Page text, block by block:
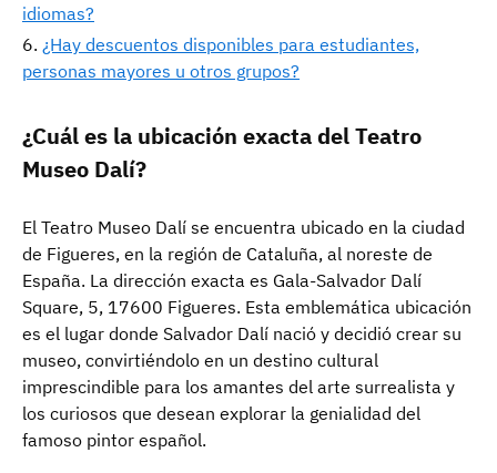
idiomas?
¿Hay descuentos disponibles para estudiantes,
personas mayores u otros grupos?
¿Cuál es la ubicación exacta del Teatro
Museo Dalí?
El Teatro Museo Dalí se encuentra ubicado en la ciudad
de Figueres, en la región de Cataluña, al noreste de
España. La dirección exacta es Gala-Salvador Dalí
Square, 5, 17600 Figueres. Esta emblemática ubicación
es el lugar donde Salvador Dalí nació y decidió crear su
museo, convirtiéndolo en un destino cultural
imprescindible para los amantes del arte surrealista y
los curiosos que desean explorar la genialidad del
famoso pintor español.